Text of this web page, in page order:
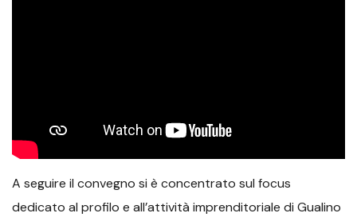
A seguire il convegno si è concentrato sul focus
dedicato al profilo e all’attività imprenditoriale di Gualino